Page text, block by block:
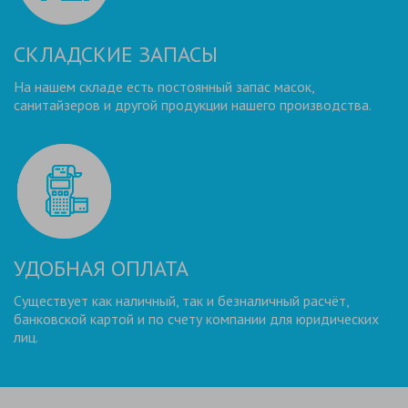
СКЛАДСКИЕ ЗАПАСЫ
На нашем складе есть постоянный запас масок,
санитайзеров и другой продукции нашего производства.
УДОБНАЯ ОПЛАТА
Существует как наличный, так и безналичный расчёт,
банковской картой и по счету компании для юридических
лиц.